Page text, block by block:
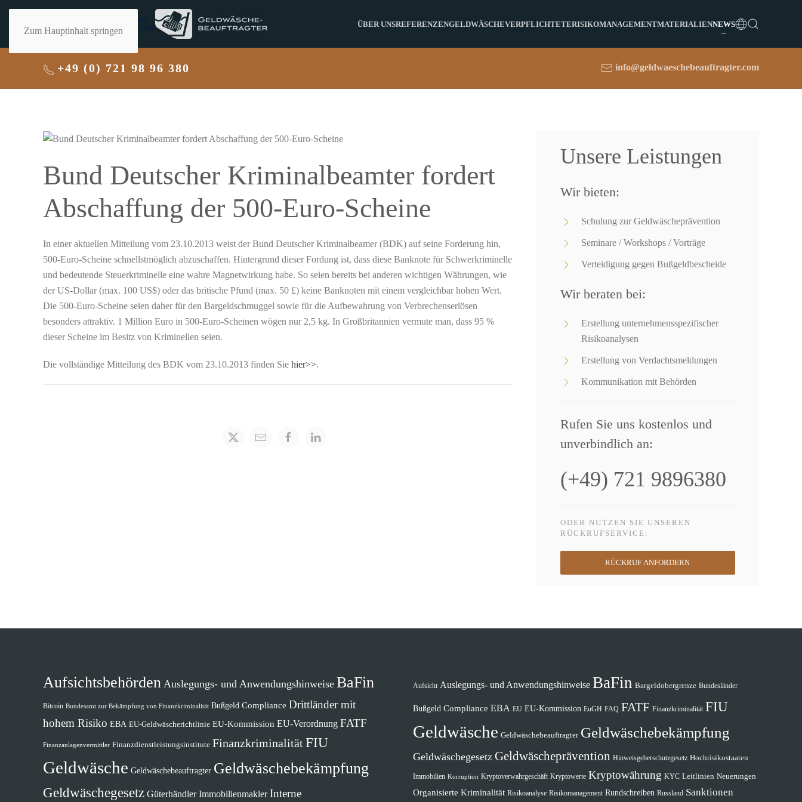
Zum Hauptinhalt springen
ÜBER UNSREFERENZENGELDWÄSCHEVERPFLICHTETERISIKOMANAGEMENTMATERIALIENNEWS
+49 (0) 721 98 96 380 info@geldwaeschebeauftragter.com
Bund Deutscher Kriminalbeamter fordert
Abschaffung der 500-Euro-Scheine
In einer aktuellen Mitteilung vom 23.10.2013 weist der Bund Deutscher Kriminalbeamer (BDK) auf seine Forderung hin,
500-Euro-Scheine schnellstmöglich abzuschaffen. Hintergrund dieser Fordung ist, dass diese Banknote für Schwerkriminelle
und bedeutende Steuerkriminelle eine wahre Magnetwirkung habe. So seien bereits bei anderen wichtigen Währungen, wie
der US-Dollar (max. 100 US$) oder das britische Pfund (max. 50 £) keine Banknoten mit einem vergleichbar hohen Wert.
Die 500-Euro-Scheine seien daher für den Bargeldschmuggel sowie für die Aufbewahrung von Verbrechenserlösen
besonders attraktiv. 1 Million Euro in 500-Euro-Scheinen wögen nur 2,5 kg. In Großbritannien vermute man, dass 95 %
dieser Scheine im Besitz von Kriminellen seien.
Die vollständige Mitteilung des BDK vom 23.10.2013 finden Sie hier>>.
Unsere Leistungen
Wir bieten:
Schulung zur Geldwäscheprävention
Seminare / Workshops / Vorträge
Verteidigung gegen Bußgeldbescheide
Wir beraten bei:
Erstellung unternehmensspezifischer
Risikoanalysen
Erstellung von Verdachtsmeldungen
Kommunikation mit Behörden
Rufen Sie uns kostenlos und
unverbindlich an:
(+49) 721 9896380
ODER NUTZEN SIE UNSEREN
RÜCKRUFSERVICE:
RÜCKRUF ANFORDERN
Aufsichtsbehörden Auslegungs- und Anwendungshinweise BaFin
Bitcoin Bundesamt zur Bekämpfung von Finanzkriminalität Bußgeld Compliance Drittländer mit
hohem Risiko EBA EU-Geldwäscherichtlinie EU-Kommission EU-Verordnung FATF
Finanzanlagenvermittler Finanzdienstleistungsinstitute Finanzkriminalität FIU
Geldwäsche Geldwäschebeauftragter Geldwäschebekämpfung
Geldwäschegesetz Güterhändler Immobilienmakler Interne
Aufsicht Auslegungs- und Anwendungshinweise BaFin Bargeldobergrenze Bundesländer
Bußgeld Compliance EBA EU EU-Kommission EuGH FAQ FATF Finanzkriminalität FIU
Geldwäsche Geldwäschebeauftragter Geldwäschebekämpfung
Geldwäschegesetz Geldwäscheprävention Hinweisgeberschutzgesetz Hochrisikostaaten
Immobilien Korruption Kryptoverwahrgeschäft Kryptowerte Kryptowährung KYC Leitlinien Neuerungen
Organisierte Kriminalität Risikoanalyse Risikomanagement Rundschreiben Russland Sanktionen